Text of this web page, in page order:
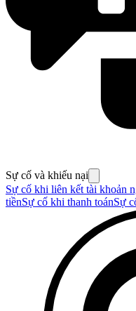
Sự cố và khiếu nại
Sự cố khi liên kết tài khoản
tiềnSự cố khi thanh toánSự